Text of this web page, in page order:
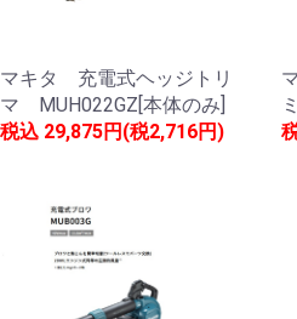
マキタ 充電式ヘッジトリ
マ MUH022GZ[本体のみ]
税込 29,875円(税2,716円)